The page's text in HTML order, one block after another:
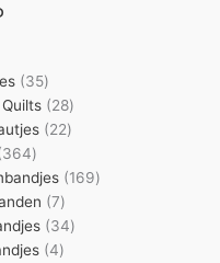
3535
producten
2828
producten
2222
364364
producten
169169
77
producten
3434
44